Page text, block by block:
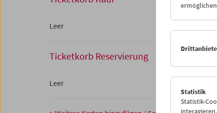
Leer
Ticketkorb Reservierung
Leer
Statistik
Statistik-